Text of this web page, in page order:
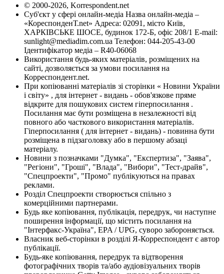
© 2000-2026, Korrespondent.net
Суб'єкт у сфері онлайн-медіа Назва онлайн-медіа –
«КореспонденТ.net» Адреса: 02091, місто Київ,
ХАРКІВСЬКЕ ШОСЕ, будинок 172-Б, офіс 208/1 E-mail:
sunlight@mediadim.com.ua Телефон: 044-205-43-00
Ідентифікатор медіа – R40-06068
Використання будь-яких матеріалів, розміщених на
сайті, дозволяється за умови посилання на
Корреспондент.net.
При копіюванні матеріалів зі сторінки « Новини України
і світу» , для інтернет - видань - обов'язкове пряме
відкрите для пошукових систем гіперпосилання .
Посилання має бути розміщена в незалежності від
повного або часткового використання матеріалів.
Гіперпосилання ( для інтернет - видань) - повинна бути
розміщена в підзаголовку або в першому абзаці
матеріалу.
Новини з позначками "Думка", "Експертиза", "Заява",
"Регіони", "Гроші", "Влада", "Вибори", "Тест-драйв",
"Спецпроекти", "Промо" публікуються на правах
реклами.
Розділ Спецпроекти створюється спільно з
комерційними партнерами.
Будь яке копіювання, публікація, передрук, чи наступне
поширення інформації, що містить посилання на
"Інтерфакс-Україна", EPA / UPG, суворо забороняється.
Власник веб-сторінки в розділі Я-Корреспондент є автор
публікації.
Будь-яке копіювання, передрук та відтворення
фотографічних творів та/або аудіовізуальних творів